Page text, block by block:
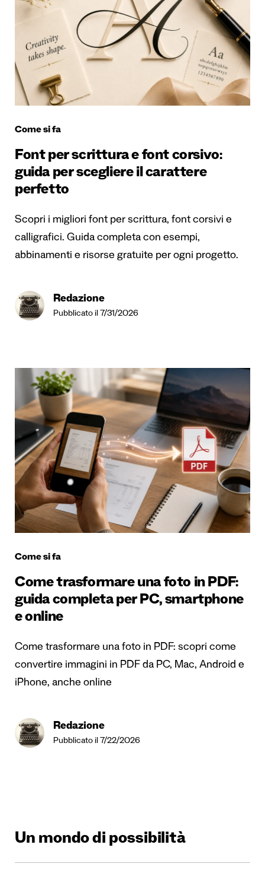
Come si fa
Font per scrittura e font corsivo:
guida per scegliere il carattere
perfetto
Scopri i migliori font per scrittura, font corsivi e
calligrafici. Guida completa con esempi,
abbinamenti e risorse gratuite per ogni progetto.
Redazione
Pubblicato il 7/31/2026
Come si fa
Come trasformare una foto in PDF:
guida completa per PC, smartphone
e online
Come trasformare una foto in PDF: scopri come
convertire immagini in PDF da PC, Mac, Android e
iPhone, anche online
Redazione
Pubblicato il 7/22/2026
Un mondo di possibilità